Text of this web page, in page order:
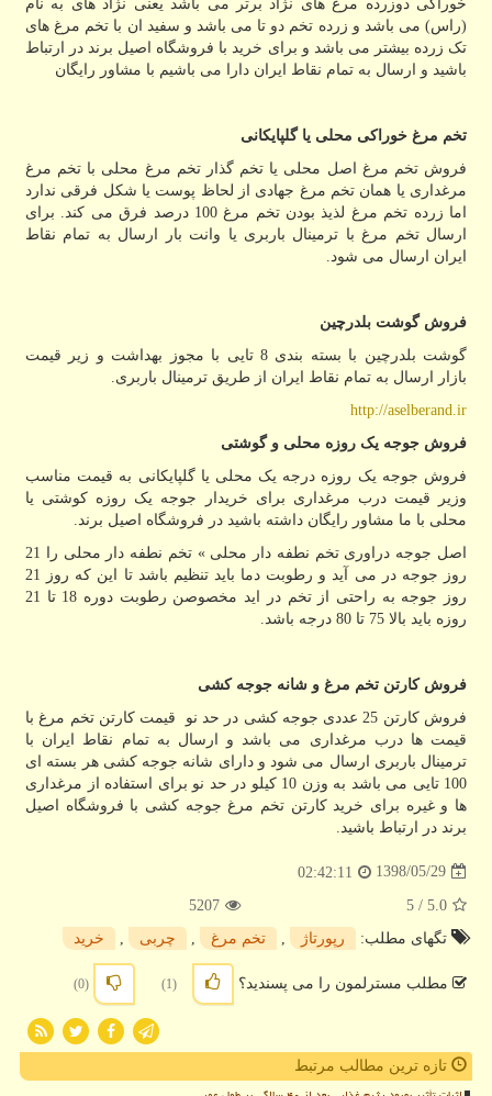
خوراکی دوزرده مرغ های نژاد برتر می باشد یعنی نژاد های به نام
(راس) می باشد و زرده تخم دو تا می باشد و سفید ان با تخم مرغ های
تک زرده بیشتر می باشد و برای خرید با فروشگاه اصیل برند در ارتباط
باشید و ارسال به تمام نقاط ایران دارا می باشیم با مشاور رایگان
تخم مرغ خوراکی محلی یا گلپایکانی
فروش تخم مرغ اصل محلی یا تخم گذار تخم مرغ محلی با تخم مرغ
مرغداری یا همان تخم مرغ جهادی از لحاظ پوست یا شکل فرقی ندارد
اما زرده تخم مرغ لذیذ بودن تخم مرغ 100 درصد فرق می کند. برای
ارسال تخم مرغ با ترمینال باربری یا وانت بار ارسال به تمام نقاط
ایران ارسال می شود.
فروش گوشت بلدرچین
گوشت بلدرچین با بسته بندی 8 تایی با مجوز بهداشت و زیر قیمت
بازار ارسال به تمام نقاط ایران از طریق ترمینال باربری.
http://aselberand.ir
فروش جوجه یک روزه محلی و گوشتی
فروش جوجه یک روزه درجه یک محلی یا گلپایکانی به قیمت مناسب
وزیر قیمت درب مرغداری برای خریدار جوجه یک روزه کوشتی یا
محلی با ما مشاور رایگان داشته باشید در فروشگاه اصیل برند.
اصل جوجه دراوری تخم نطفه دار محلی » تخم نطفه دار محلی را 21
روز جوجه در می آید و رطوبت دما باید تنظیم باشد تا این که روز 21
روز جوجه به راحتی از تخم در اید مخصوصن رطوبت دوره 18 تا 21
روزه باید بالا 75 تا 80 درجه باشد.
فروش کارتن تخم مرغ و شانه جوجه کشی
فروش کارتن 25 عددی جوجه کشی در حد نو قیمت کارتن تخم مرغ با
قیمت ها درب مرغداری می باشد و ارسال به تمام نقاط ایران با
ترمینال باربری ارسال می شود و دارای شانه جوجه کشی هر بسته ای
100 تایی می باشد به وزن 10 کیلو در حد نو برای استفاده از مرغداری
ها و غیره برای خرید کارتن تخم مرغ جوجه کشی با فروشگاه اصیل
برند در ارتباط باشید.
1398/05/29
02:42:11
5.0
/ 5
5207
تگهای مطلب:
رپورتاژ تخم مرغ چربی خرید
مطلب مسترلمون را می پسندید؟ (1)
(0)
تازه ترین مطالب مرتبط